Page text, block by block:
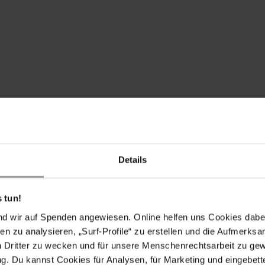
Details
tun!
wir auf Spenden angewiesen. Online helfen uns Cookies
zu analysieren, „Surf-Profile“ zu erstellen und die
Dritter zu wecken und für unsere Menschenrechtsarbeit zu
Du kannst Cookies für Analysen, für Marketing und
gewalttätigen Handlungen der nationalen
Gewaltanwendung gegen Demonstrierende
ein, um das Leben der Verletzten zu schützen
zukommen zu lassen.
dass alle Vorwürfe von
mit der aktuellen Krise sofort gründlich,